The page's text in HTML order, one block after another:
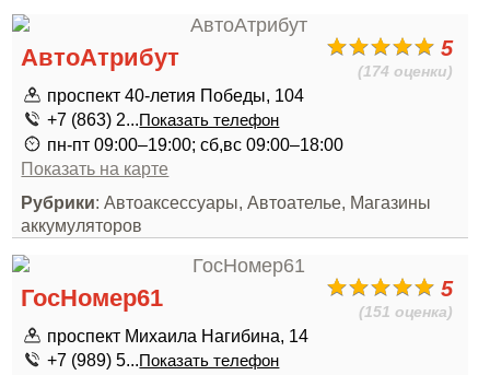
5
(174 оценки)
АвтоАтрибут
проспект 40-летия Победы, 104
+7 (863) 2...Показать телефон
пн-пт 09:00–19:00; сб,вс 09:00–18:00
Показать на карте
Рубрики: Автоаксессуары, Автоателье, Магазины
аккумуляторов
5
(151 оценка)
ГосНомер61
проспект Михаила Нагибина, 14
+7 (989) 5...Показать телефон